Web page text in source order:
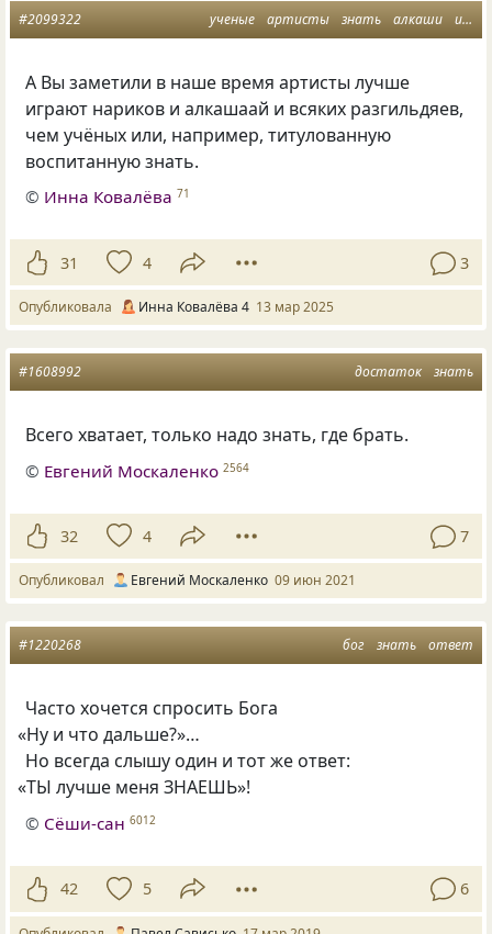
ученые артисты знать алкаши игра
#2099322
А Вы заметили в наше время артисты лучше
играют нариков и алкашаай и всяких разгильдяев,
чем учёных или, например, титулованную
воспитанную знать.
© Инна Ковалёва 71
31 4 3
Опубликовала Инна Ковалёва 4 13 мар 2025
достаток знать
#1608992
Всего хватает, только надо знать, где брать.
© Евгений Москаленко 2564
32 4 7
Опубликовал Евгений Москаленко 09 июн 2021
бог знать ответ
#1220268
Часто хочется спросить Бога
«Ну и что дальше?»…
Но всегда слышу один и тот же ответ:
«ТЫ лучше меня ЗНАЕШЬ»!
© Сёши-сан 6012
42 5 6